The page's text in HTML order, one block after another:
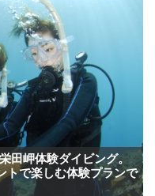
田岬体験ダイビング。
トで楽しむ体験プランで